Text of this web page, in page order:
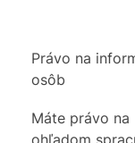
Právo na
osôb
Máte právo